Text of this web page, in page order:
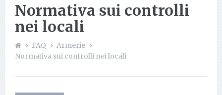
Normativa sui controlli
nei locali
FAQ
Armerie
Normativa sui controlli nei locali